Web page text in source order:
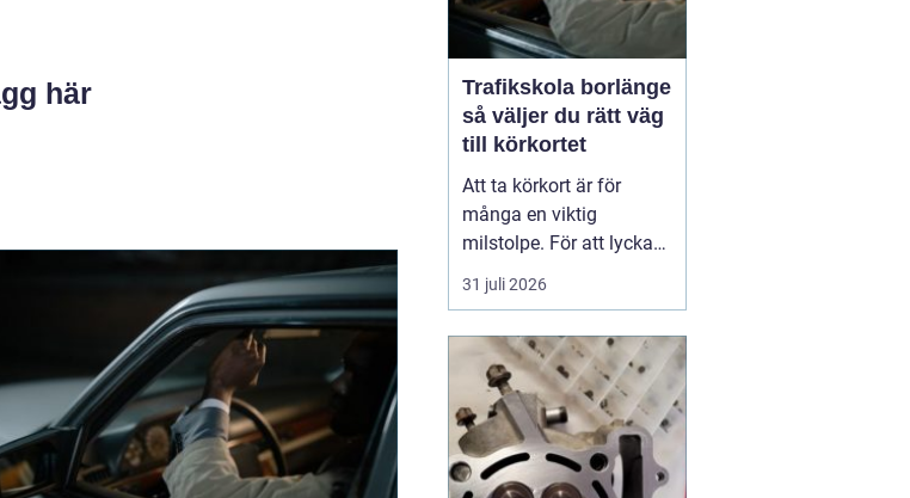
här
Trafikskola borlänge
så väljer du rätt väg
till körkortet
Att ta körkort är för
många en viktig
milstolpe. För att lyckas
på ett tryggt och
effektivt sätt spelar valet
Den som söker en
Trafikskola Borlänge
möter i dag många
alternativ, med a...
31 juli 2026